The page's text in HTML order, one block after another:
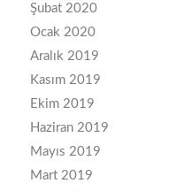
Şubat 2020
Ocak 2020
Aralık 2019
Kasım 2019
Ekim 2019
Haziran 2019
Mayıs 2019
Mart 2019